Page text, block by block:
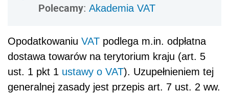
Polecamy: Akademia VAT
Opodatkowaniu VAT podlega m.in. odpłatna
dostawa towarów na terytorium kraju (art. 5
ust. 1 pkt 1 ustawy o VAT). Uzupełnieniem tej
generalnej zasady jest przepis art. 7 ust. 2 ww.